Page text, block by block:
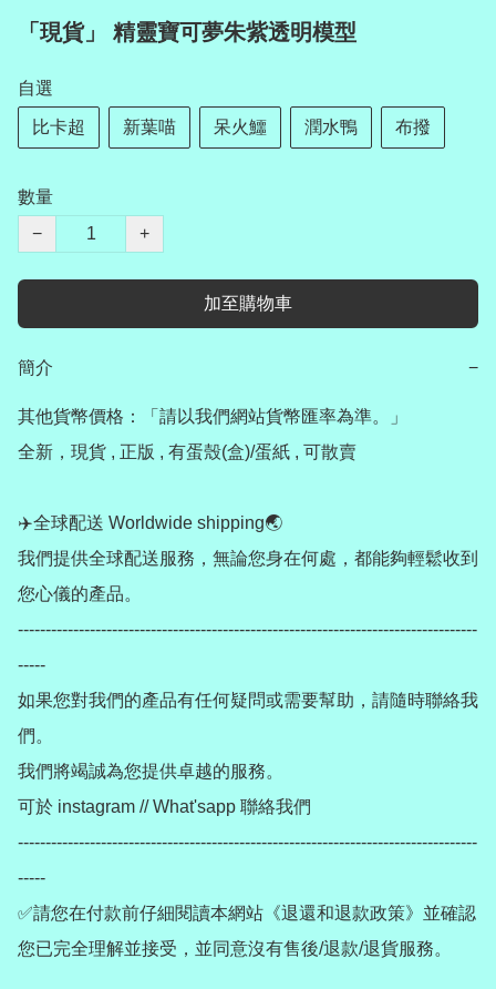
「現貨」 精靈寶可夢朱紫透明模型
自選
比卡超 新葉喵 呆火鱷 潤水鴨 布撥
數量
−
+
加至購物車
簡介 −
其他貨幣價格：「請以我們網站貨幣匯率為準。」
全新，現貨 , 正版 , 有蛋殼(盒)/蛋紙 , 可散賣
✈️全球配送 Worldwide shipping🌏
我們提供全球配送服務，無論您身在何處，都能夠輕鬆收到
您心儀的產品。
-----------------------------------------------------------------------------------
-----
如果您對我們的產品有任何疑問或需要幫助，請隨時聯絡我
們。
我們將竭誠為您提供卓越的服務。
可於 instagram // What'sapp 聯絡我們
-----------------------------------------------------------------------------------
-----
✅請您在付款前仔細閱讀本網站《退還和退款政策》並確認
您已完全理解並接受，並同意沒有售後/退款/退貨服務。